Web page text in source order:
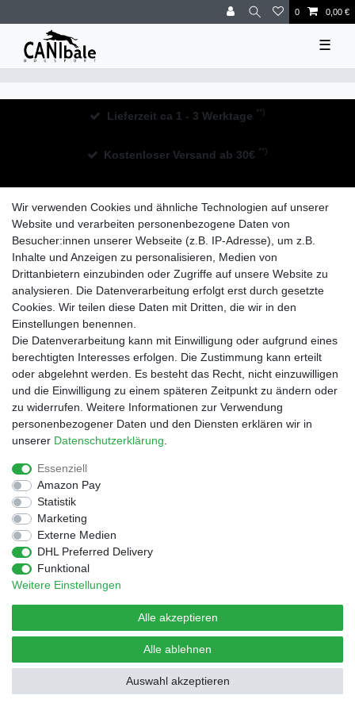
0 0,00 €
☰
Lieferzeit ca 1 - 3 Werktage **)
Kostenloser Versand ab 30€ **)
Widerrufs­recht Impressum Daten­schutz­erklärung
AGB Kontakt
© Copyright 2026 | Alle Rechte vorbehalten.
Design by D.Behrendt
Wir verwenden Cookies und ähnliche Technologien auf unserer
Website und verarbeiten personenbezogene Daten von
Besucher:innen unserer Webseite (z.B. IP-Adresse), um z.B.
Inhalte und Anzeigen zu personalisieren, Medien von
Drittanbietern einzubinden oder Zugriffe auf unsere Website zu
analysieren. Die Datenverarbeitung erfolgt erst durch gesetzte
Cookies. Wir teilen diese Daten mit Dritten, die wir in den
Einstellungen benennen.
Die Datenverarbeitung kann mit Einwilligung oder aufgrund eines
berechtigten Interesses erfolgen. Die Zustimmung kann erteilt
oder abgelehnt werden. Es besteht das Recht, nicht einzuwilligen
und die Einwilligung zu einem späteren Zeitpunkt zu ändern oder
zu widerrufen. Weitere Informationen zur Verwendung
personenbezogener Daten und den Diensten erklären wir in
unserer Daten­schutz­erklärung
Essenziell
Amazon Pay
Statistik
Marketing
Externe Medien
DHL Preferred Delivery
Funktional
Weitere Einstellungen
Alle akzeptieren
Alle ablehnen
Auswahl akzeptieren